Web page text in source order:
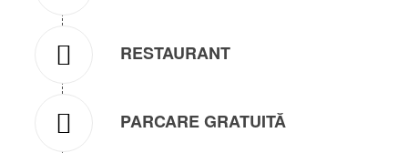
RESTAURANT
PARCARE GRATUITĂ